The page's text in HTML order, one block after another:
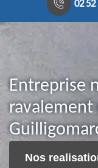
02 52
Entreprise
ravalement
Nos